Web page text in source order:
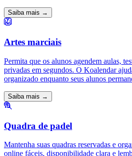
Saiba mais →
Artes marciais
Permita que os alunos agendem aulas,
privadas em segundos. O Koalendar
organizado enquanto seus alunos
Saiba mais →
Quadra de padel
Mantenha suas quadras reservadas e
online fáceis, disponibilidade clara e